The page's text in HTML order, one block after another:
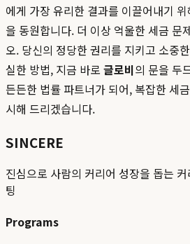
에게 가장 유리한 결과를 이끌어내기
을 동원합니다. 더 이상 억울한 세금 문
오. 당신의 정당한 권리를 지키고 소중
실한 방법, 지금 바로 글로비의 문을 두
든든한 법률 파트너가 되어, 복잡한 세
시해 드리겠습니다.
SINCERE
진심으로 사람의 커리어 성장을 돕는
팅
Programs